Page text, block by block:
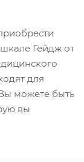
Гейдж от
для
можете быть
вы